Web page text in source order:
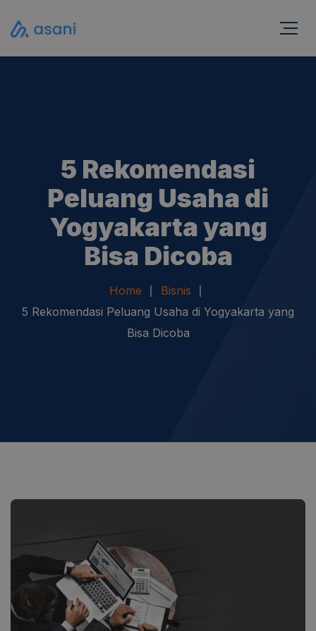
5 Rekomendasi
Peluang Usaha di
Yogyakarta yang
Bisa Dicoba
Home
Bisnis
5 Rekomendasi Peluang Usaha di Yogyakarta yang
Bisa Dicoba